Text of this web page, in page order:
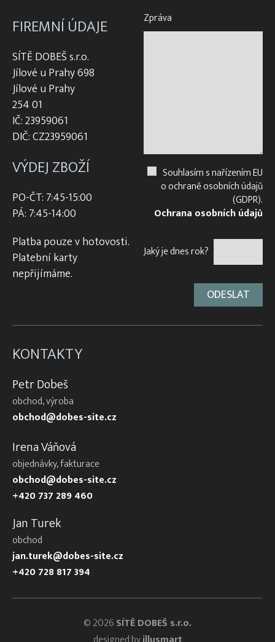
FIREMNÍ ÚDAJE
SÍTĚ DOBEŠ s.r.o.
Jílové u Prahy 698
Jílové u Prahy
254 01
IČ: 23959061
DIČ: CZ23959061
VÝDEJ ZBOŽÍ
PO-ČT: 7:45-15:00
PÁ: 7:45-14:00
Platba pouze v hotovosti.
Platební karty
nepřijímáme.
Zpráva
Souhlasím s nařízením EU
o ochraně osobních údajů
(GDPR).
Ochrana osobních údajů
Jaký je dnes rok?
KONTAKTY
Petr Dobeš
obchod, výroba
obchod@dobes-site.cz
Irena Váňová
objednávky, fakturace
obchod@dobes-site.cz
+420 737 289 460
Jan Turek
obchod
jan.turek@dobes-site.cz
+420 728 817 394
© 2026SÍTĚ DOBEŠ s.r.o.